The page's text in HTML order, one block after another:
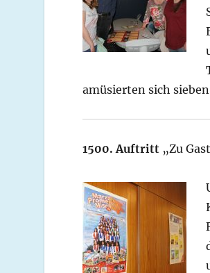
amüsierten sich
1500. Auftritt „Zu